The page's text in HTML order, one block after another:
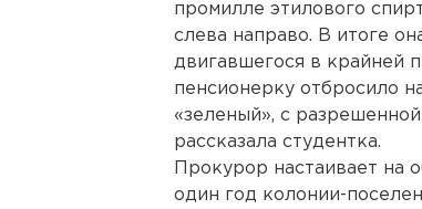
промилле этилового
слева направо. В итоге
двигавшегося в крайней
пенсионерку отбросило
«зеленый», с
рассказала студентка.
Прокурор настаивает на
один год колонии-